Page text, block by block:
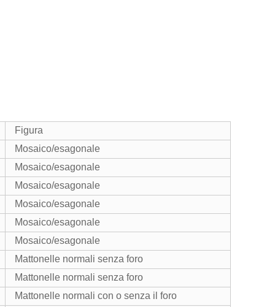
Figura
Mosaico/esagonale
Mosaico/esagonale
Mosaico/esagonale
Mosaico/esagonale
Mosaico/esagonale
Mosaico/esagonale
Mattonelle normali senza foro
Mattonelle normali senza foro
Mattonelle normali con o senza il foro